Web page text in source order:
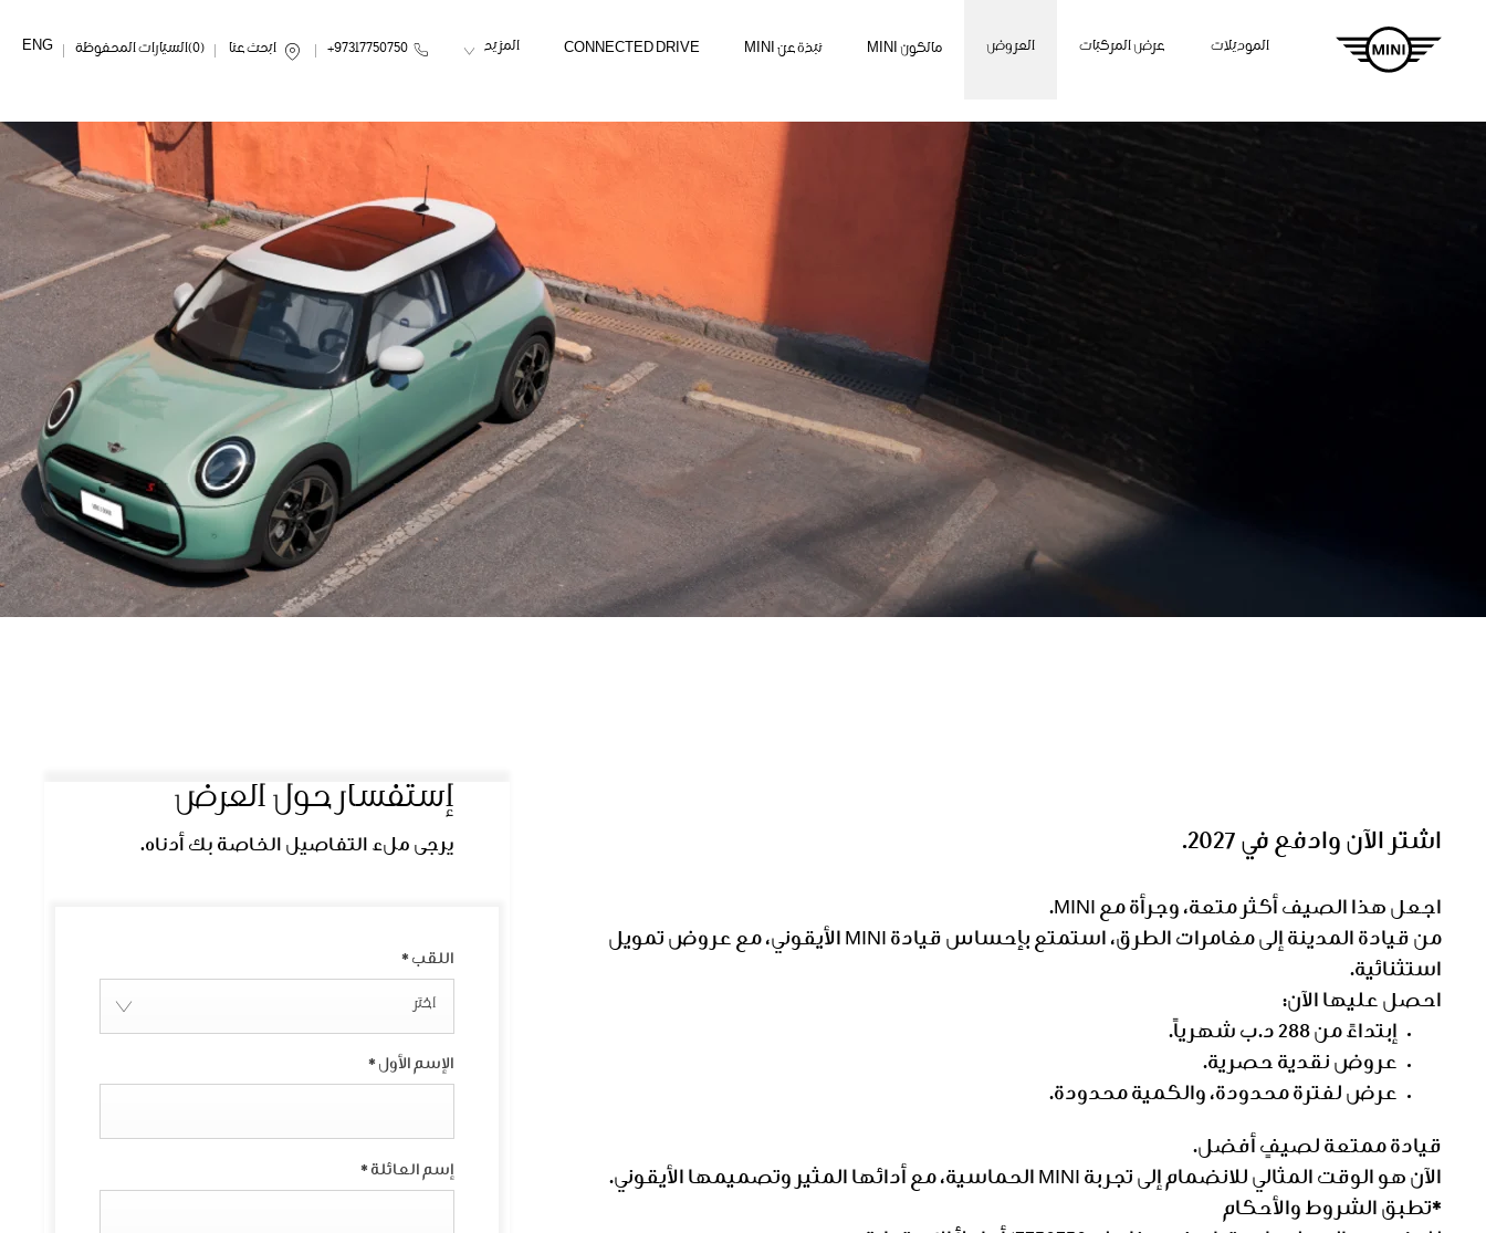
الموديلات عرض المركبات العروض مالكون MINI نبذة عن MINI CONNECTED DRIVE المزيد 97317750750+ ابحث عنا 0 السيارات المحفوظة ENG
اشتر الآن وادفع في 2027.
اجعل هذا الصيف أكثر متعة، وجرأة مع MINI.
من قيادة المدينة إلى مغامرات الطرق، استمتع بإحساس قيادة MINI الأيقوني، مع عروض تمويل
استثنائية.
احصل عليها الآن:
إبتداءً من 288 د.ب شهرياً.
عروض نقدية حصرية.
عرض لفترة محدودة، والكمية محدودة.
قيادة ممتعة لصيفٍ أفضل.
الآن هو الوقت المثالي للانضمام إلى تجربة MINI الحماسية، مع أدائها المثير وتصميمها الأيقوني.
*تطبق الشروط والأحكام
إستفسار حول العرض
يرجى ملء التفاصيل الخاصة بك أدناه.
اللقب *
اختر
الإسم الأول *
إسم العائلة *